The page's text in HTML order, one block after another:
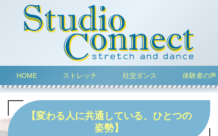
HOME ストレッチ 社交ダンス 体験者の声
【変わる人に共通している、ひとつの
姿勢】